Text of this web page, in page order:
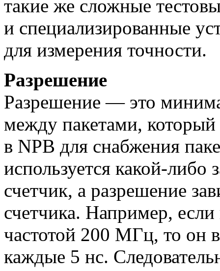
такие же сложные
и специализированные
для измерения точности.
Разрешение
Разрешение — это
между пакетами,
в NPB для снабжения
используется какой-либо
счетчик, а разрешение
счетчика. Например, если
частотой 200 МГц, то он
каждые 5 нс.